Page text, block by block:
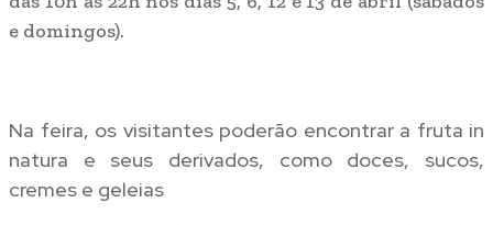
e domingos).
Na feira, os visitantes poderão encontrar a fruta in
natura e seus derivados, como doces, sucos,
cremes e geleias